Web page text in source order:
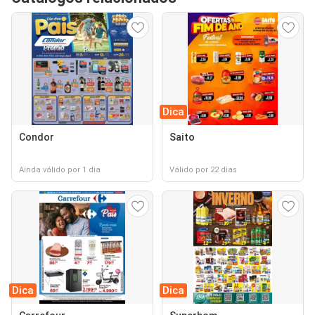
Condor
Ainda válido por 1 dia
Dica
Saito
Válido por 22 dias
Dica Dica